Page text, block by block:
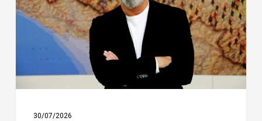
ans
d’histoire
Stefano
30/07/2026